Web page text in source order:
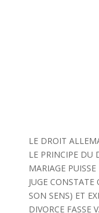
LE DROIT
LE PRINCIPE DU
MARIAGE
JUGE
SON SENS) ET
DIVORCE FASSE